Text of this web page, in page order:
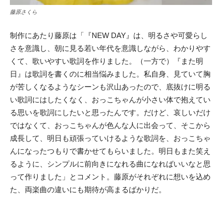
藤原さくら
制作にあたり藤原は「『NEW DAY』は、明るさや可愛らし
さを意識し、朝に見る若い年代を意識しながら、わかりやす
くて、歌いやすい歌詞を作りました。（一方で）『また明
日』は歌詞を書くのに相当悩みました。私自身、見ていて胸
が苦しくなるようなシーンも沢山あったので、底抜けに明る
い歌詞にはしたくなく、おっこちゃんが小さい体で抱えてい
る思いを歌詞にしたいと思ったんです。だけど、哀しいだけ
ではなくて、おっこちゃんが色んな人に出会って、そこから
成長して、明日も頑張っていけるような歌詞を、おっこちゃ
んになったつもりで書かせてもらいました。明日もまた笑え
るように、シンプルに前向きになれる曲になればいいなと思
って作りました」とコメント。藤原がそれぞれに想いを込め
た、両楽曲の違いにも期待が高まるばかりだ。